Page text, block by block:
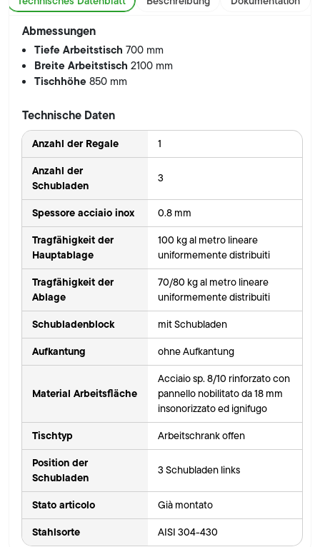
Abmessungen
Tiefe Arbeitstisch700 mm
Breite Arbeitstisch2100 mm
Tischhöhe850 mm
Technische Daten
Anzahl der Regale 1
Anzahl der
Schubladen
3
Spessore acciaio inox 0.8 mm
Tragfähigkeit der
Hauptablage
100 kg al metro lineare
uniformemente distribuiti
Tragfähigkeit der
Ablage
70/80 kg al metro lineare
uniformemente distribuiti
Schubladenblock mit Schubladen
Aufkantung ohne Aufkantung
Material Arbeitsfläche
Acciaio sp. 8/10 rinforzato con
pannello nobilitato da 18 mm
insonorizzato ed ignifugo
Tischtyp Arbeitschrank offen
Position der
Schubladen
3 Schubladen links
Stato articolo Già montato
Stahlsorte AISI 304-430